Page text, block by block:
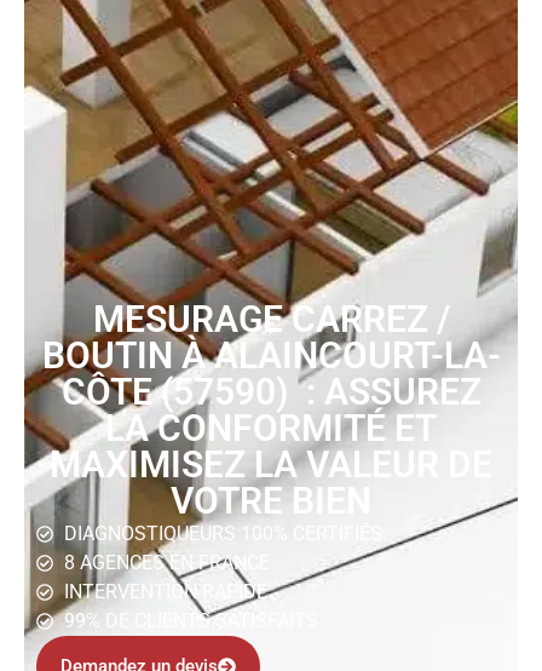
MESURAGE CARREZ /
BOUTIN À ALAINCOURT-LA-
CÔTE (57590) : ASSUREZ
LA CONFORMITÉ ET
MAXIMISEZ LA VALEUR DE
VOTRE BIEN
DIAGNOSTIQUEURS 100% CERTIFIÉS
8 AGENCES EN FRANCE
INTERVENTION RAPIDE
99% DE CLIENTS SATISFAITS
Demandez un devis